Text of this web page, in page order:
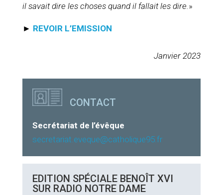
il savait dire les choses quand il fallait les dire. »
► REVOIR L’EMISSION
Janvier 2023
CONTACT
Secrétariat de l’évêque
secretariat.eveque@catholique95.fr
EDITION SPÉCIALE BENOÎT XVI
SUR RADIO NOTRE DAME